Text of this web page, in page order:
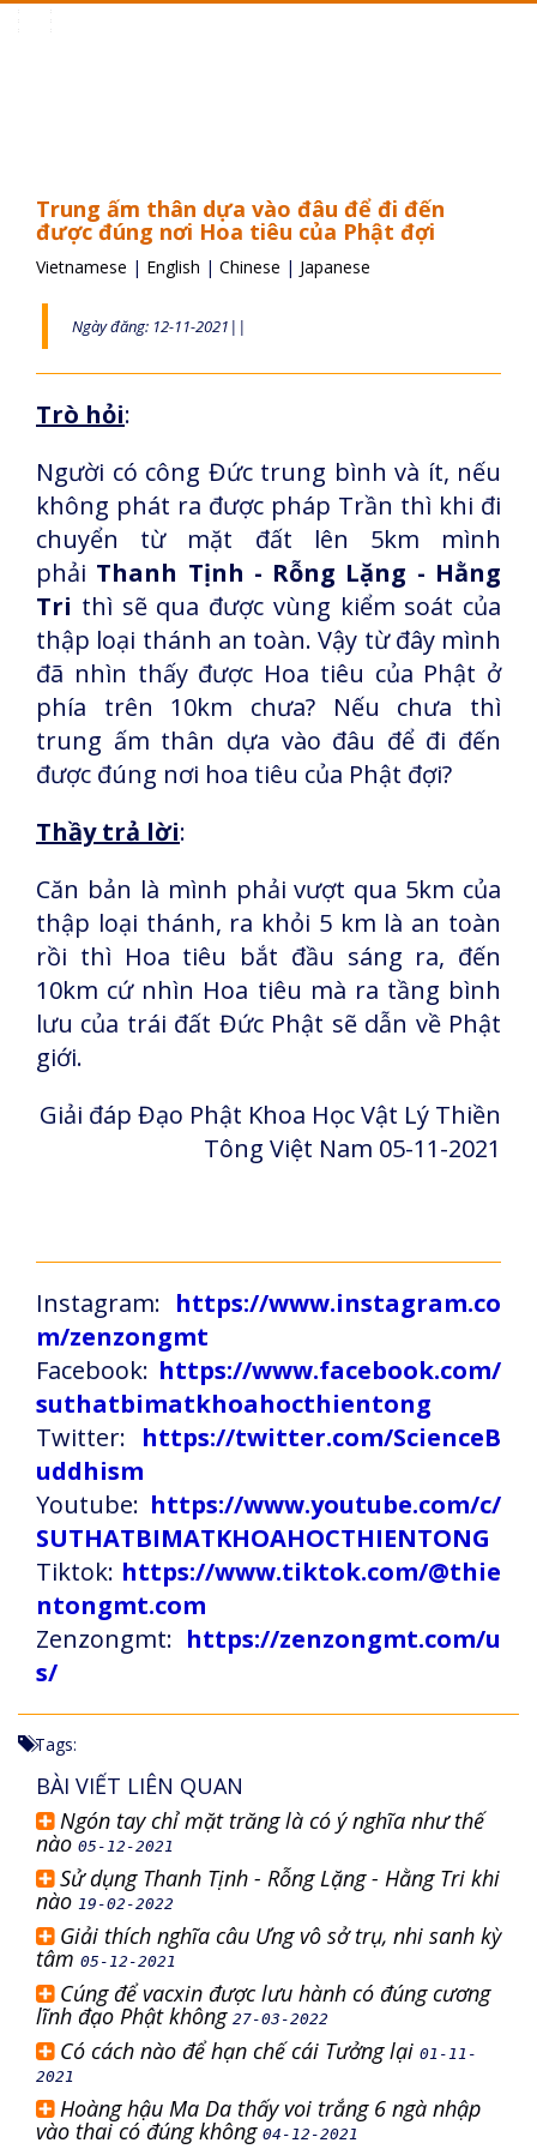
Trung ấm thân dựa vào đâu để đi đến
được đúng nơi Hoa tiêu của Phật đợi
Vietnamese | English | Chinese | Japanese
Ngày đăng: 12-11-2021||
Trò hỏi:
Người có công Đức trung bình và ít, nếu
không phát ra được pháp Trần thì khi đi
chuyển từ mặt đất lên 5km mình
phải Thanh Tịnh - Rỗng Lặng - Hằng
Tri thì sẽ qua được vùng kiểm soát của
thập loại thánh an toàn. Vậy từ đây mình
đã nhìn thấy được Hoa tiêu của Phật ở
phía trên 10km chưa? Nếu chưa thì
trung ấm thân dựa vào đâu để đi đến
được đúng nơi hoa tiêu của Phật đợi?
Thầy trả lời:
Căn bản là mình phải vượt qua 5km của
thập loại thánh, ra khỏi 5 km là an toàn
rồi thì Hoa tiêu bắt đầu sáng ra, đến
10km cứ nhìn Hoa tiêu mà ra tầng bình
lưu của trái đất Đức Phật sẽ dẫn về Phật
giới.
Giải đáp Đạo Phật Khoa Học Vật Lý Thiền
Tông Việt Nam 05-11-2021
Instagram: https://www.instagram.co
m/zenzongmt
Facebook: https://www.facebook.com/
suthatbimatkhoahocthientong
Twitter: https://twitter.com/ScienceB
uddhism
Youtube: https://www.youtube.com/c/
SUTHATBIMATKHOAHOCTHIENTONG
Tiktok: https://www.tiktok.com/@thie
ntongmt.com
Zenzongmt: https://zenzongmt.com/u
s/
Tags:
BÀI VIẾT LIÊN QUAN
Ngón tay chỉ mặt trăng là có ý nghĩa như thế
nào05-12-2021
Sử dụng Thanh Tịnh - Rỗng Lặng - Hằng Tri khi
nào 19-02-2022
Giải thích nghĩa câu Ưng vô sở trụ, nhi sanh kỳ
tâm 05-12-2021
Cúng để vacxin được lưu hành có đúng cương
lĩnh đạo Phật không 27-03-2022
Có cách nào để hạn chế cái Tưởng lại 01-11-
2021
Hoàng hậu Ma Da thấy voi trắng 6 ngà nhập
vào thai có đúng không 04-12-2021